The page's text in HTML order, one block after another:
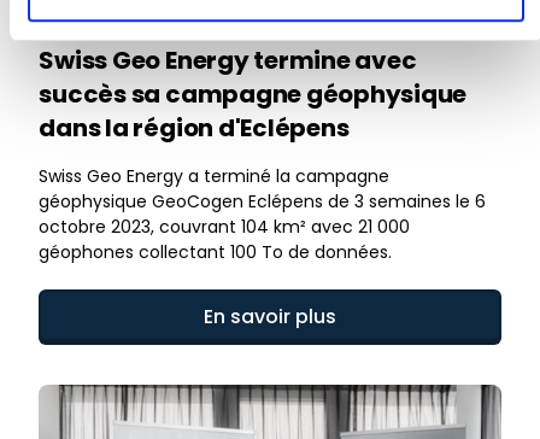
Swiss Geo Energy termine avec
succès sa campagne géophysique
dans la région d'Eclépens
Swiss Geo Energy a terminé la campagne
géophysique GeoCogen Eclépens de 3 semaines le 6
octobre 2023, couvrant 104 km² avec 21 000
géophones collectant 100 To de données.
En savoir plus